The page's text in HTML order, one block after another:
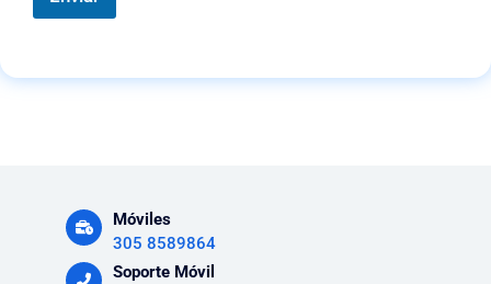
Móviles
305 8589864
Soporte Móvil